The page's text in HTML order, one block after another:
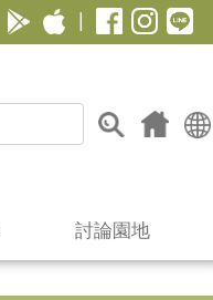
討論園地